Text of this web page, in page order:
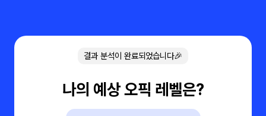
결과 분석이 완료되었습니다🎉
나의 예상 오픽 레벨은?